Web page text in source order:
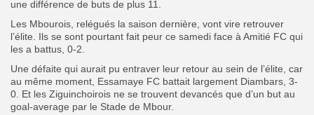
une différence de buts de plus 11.
Les Mbourois, relégués la saison dernière, vont vire retrouver
l’élite. Ils se sont pourtant fait peur ce samedi face à Amitié FC qui
les a battus, 0-2.
Une défaite qui aurait pu entraver leur retour au sein de l’élite, car
au même moment, Essamaye FC battait largement Diambars, 3-
0. Et les Ziguinchoirois ne se trouvent devancés que d’un but au
goal-average par le Stade de Mbour.